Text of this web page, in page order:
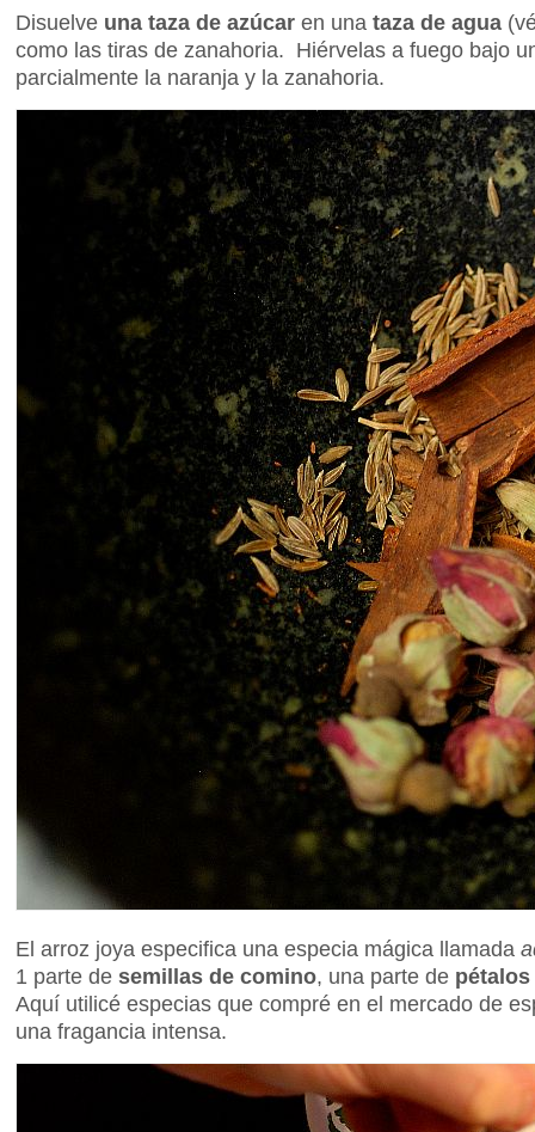
Disuelve una taza de azúcar en una taza de agua
como las tiras de zanahoria. Hiérvelas a fuego bajo
parcialmente la naranja y la zanahoria.
El arroz joya especifica una especia mágica llamada
1 parte de semillas de comino, una parte de
Aquí utilicé especias que compré en el mercado de
una fragancia intensa.